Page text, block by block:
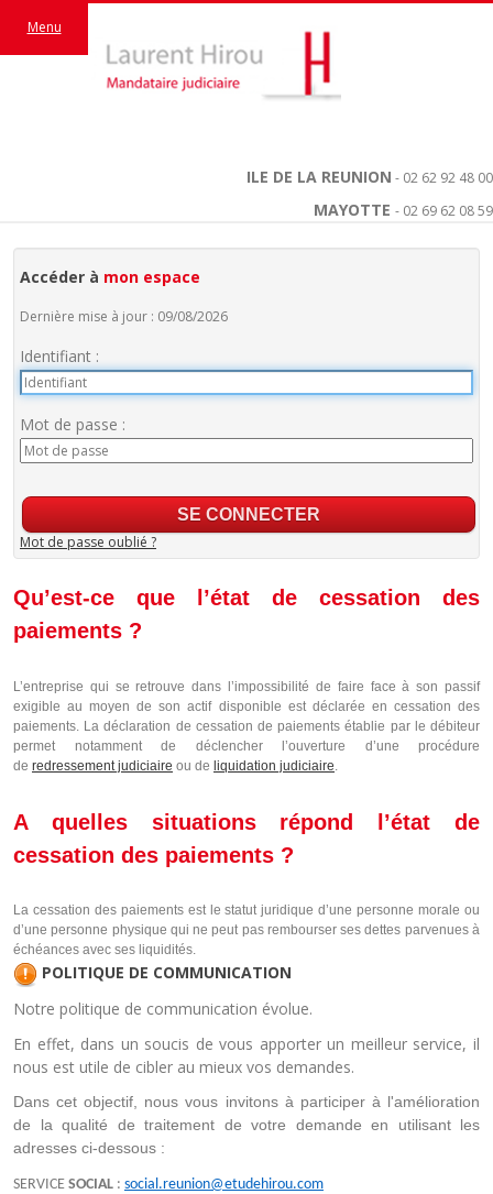
ILE DE LA REUNION - 02 62 92 48 00
MAYOTTE - 02 69 62 08 59
Menu
Accéder à mon espace
Dernière mise à jour : 09/08/2026
Identifiant :
Mot de passe :
Mot de passe oublié ?
Qu’est-ce que l’état de cessation des
paiements ?
L’entreprise qui se retrouve dans l’impossibilité de faire face à son passif
exigible au moyen de son actif disponible est déclarée en cessation des
paiements. La déclaration de cessation de paiements établie par le débiteur
permet notamment de déclencher l’ouverture d’une procédure
de redressement judiciaire ou de liquidation judiciaire.
A quelles situations répond l’état de
cessation des paiements ?
La cessation des paiements est le statut juridique d’une personne morale ou
d’une personne physique qui ne peut pas rembourser ses dettes parvenues à
échéances avec ses liquidités.
POLITIQUE DE COMMUNICATION
Notre politique de communication évolue.
En effet, dans un soucis de vous apporter un meilleur service, il
nous est utile de cibler au mieux vos demandes.
Dans cet objectif, nous vous invitons à participer à l'amélioration
de la qualité de traitement de votre demande en utilisant les
adresses ci-dessous :
SERVICE SOCIAL : social.reunion@etudehirou.com